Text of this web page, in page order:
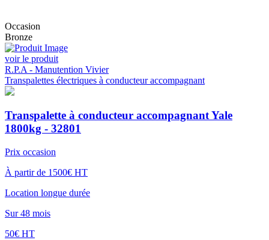
Occasion
Bronze
voir le produit
R.P.A - Manutention Vivier
Transpalettes électriques à conducteur accompagnant
Transpalette à conducteur accompagnant Yale
1800kg - 32801
Prix occasion
À partir de 1500€ HT
Location longue durée
Sur 48 mois
50€ HT